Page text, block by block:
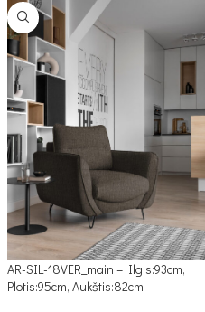
AR-SIL-18VER_main – Ilgis:93cm,
Plotis:95cm, Aukštis:82cm